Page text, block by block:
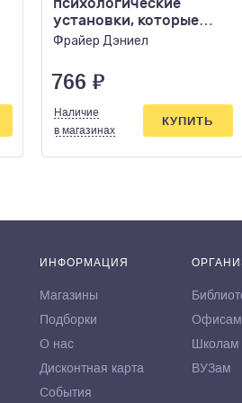
установки, которые
мешают нам жить
Фрайер Дэниел
766 ₽
Наличие
в магазинах
КУПИТЬ
ИНФОРМАЦИЯ
Магазины
Подборки
О нас
Дисконтная карта
События
Офисам
Школам
ВУЗам